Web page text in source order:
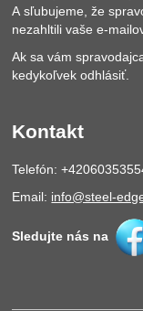
A sľubujeme, že
nezahltili vaše e-
Ak sa vám
kedykoľvek odhlásiť.
Kontakt
Telefón:
Email: info@steel-
Sledujte nás na